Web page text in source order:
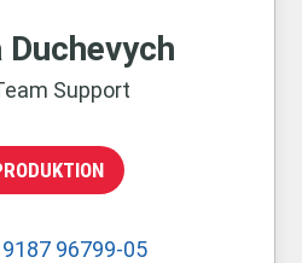
Support
96799-05